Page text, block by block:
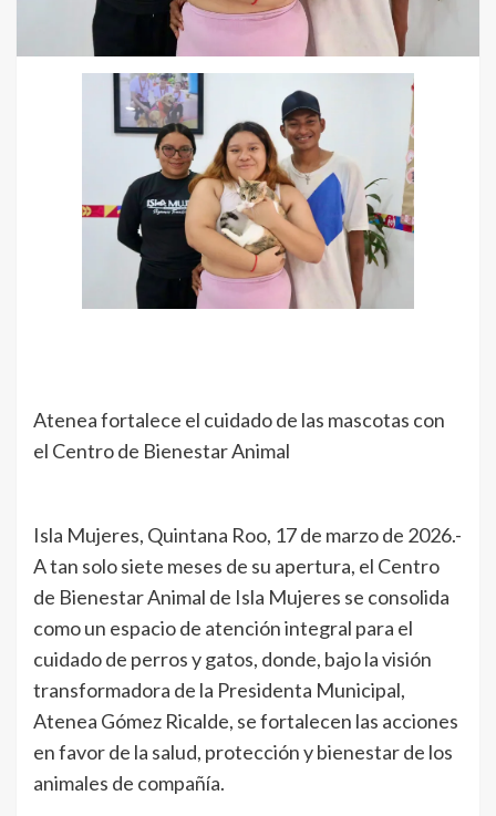
Atenea fortalece el cuidado de las mascotas con
el Centro de Bienestar Animal
Isla Mujeres, Quintana Roo, 17 de marzo de 2026.-
A tan solo siete meses de su apertura, el Centro
de Bienestar Animal de Isla Mujeres se consolida
como un espacio de atención integral para el
cuidado de perros y gatos, donde, bajo la visión
transformadora de la Presidenta Municipal,
Atenea Gómez Ricalde, se fortalecen las acciones
en favor de la salud, protección y bienestar de los
animales de compañía.